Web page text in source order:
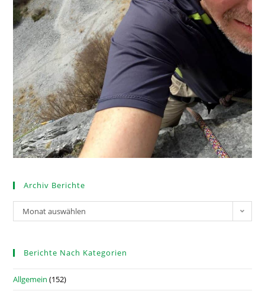
Archiv Berichte
Monat auswählen
Berichte Nach Kategorien
Allgemein (152)